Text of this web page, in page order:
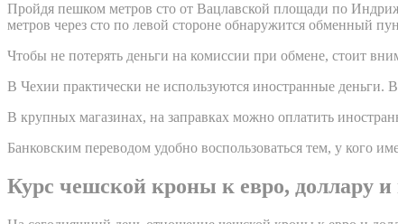
Пройдя пешком метров сто от Вацлавской площади по
метров через сто по левой стороне обнаружится обменный
Чтобы не потерять деньги на комиссии при обмене, стоит
В Чехии практически не используются иностранные деньги.
В крупных магазинах, на заправках можно оплатить
Банковским переводом удобно воспользоваться тем, у кого
Курс чешской кроны к евро, доллару и